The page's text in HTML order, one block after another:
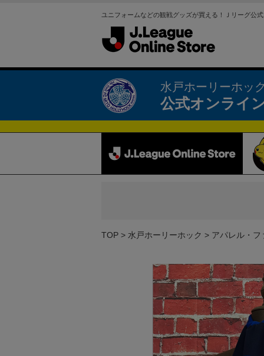
ユニフォームなどの観戦グッズが買える！Ｊリーグ公
水戸ホーリーホック
公式オンライ
TOP 水戸ホーリーホック アパレル・フ